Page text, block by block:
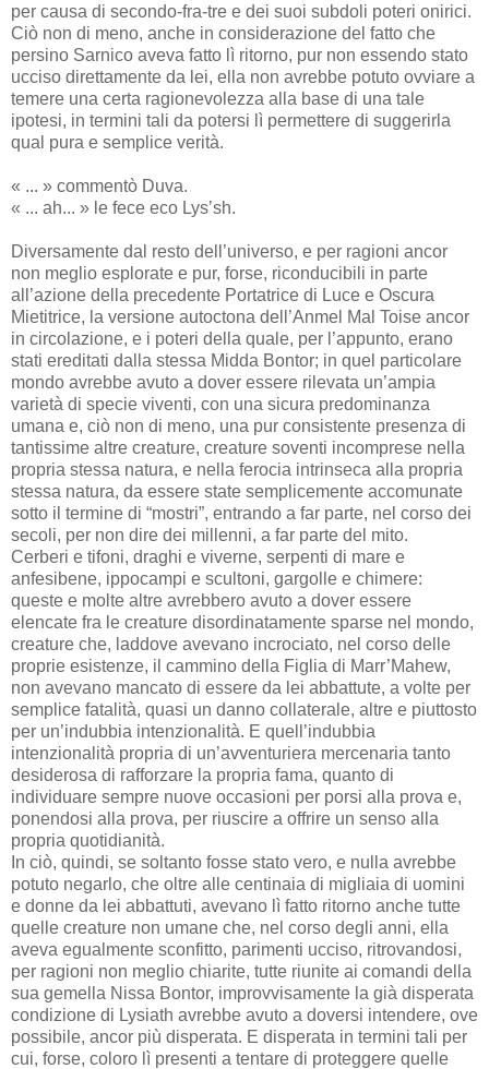
per causa di secondo-fra-tre e dei suoi subdoli poteri onirici.
Ciò non di meno, anche in considerazione del fatto che
persino Sarnico aveva fatto lì ritorno, pur non essendo stato
ucciso direttamente da lei, ella non avrebbe potuto ovviare a
temere una certa ragionevolezza alla base di una tale
ipotesi, in termini tali da potersi lì permettere di suggerirla
qual pura e semplice verità.
« ... » commentò Duva.
« ... ah... » le fece eco Lys’sh.
Diversamente dal resto dell’universo, e per ragioni ancor
non meglio esplorate e pur, forse, riconducibili in parte
all’azione della precedente Portatrice di Luce e Oscura
Mietitrice, la versione autoctona dell’Anmel Mal Toise ancor
in circolazione, e i poteri della quale, per l’appunto, erano
stati ereditati dalla stessa Midda Bontor; in quel particolare
mondo avrebbe avuto a dover essere rilevata un’ampia
varietà di specie viventi, con una sicura predominanza
umana e, ciò non di meno, una pur consistente presenza di
tantissime altre creature, creature soventi incomprese nella
propria stessa natura, e nella ferocia intrinseca alla propria
stessa natura, da essere state semplicemente accomunate
sotto il termine di “mostri”, entrando a far parte, nel corso dei
secoli, per non dire dei millenni, a far parte del mito.
Cerberi e tifoni, draghi e viverne, serpenti di mare e
anfesibene, ippocampi e scultoni, gargolle e chimere:
queste e molte altre avrebbero avuto a dover essere
elencate fra le creature disordinatamente sparse nel mondo,
creature che, laddove avevano incrociato, nel corso delle
proprie esistenze, il cammino della Figlia di Marr’Mahew,
non avevano mancato di essere da lei abbattute, a volte per
semplice fatalità, quasi un danno collaterale, altre e piuttosto
per un’indubbia intenzionalità. E quell’indubbia
intenzionalità propria di un’avventuriera mercenaria tanto
desiderosa di rafforzare la propria fama, quanto di
individuare sempre nuove occasioni per porsi alla prova e,
ponendosi alla prova, per riuscire a offrire un senso alla
propria quotidianità.
In ciò, quindi, se soltanto fosse stato vero, e nulla avrebbe
potuto negarlo, che oltre alle centinaia di migliaia di uomini
e donne da lei abbattuti, avevano lì fatto ritorno anche tutte
quelle creature non umane che, nel corso degli anni, ella
aveva egualmente sconfitto, parimenti ucciso, ritrovandosi,
per ragioni non meglio chiarite, tutte riunite ai comandi della
sua gemella Nissa Bontor, improvvisamente la già disperata
condizione di Lysiath avrebbe avuto a doversi intendere, ove
possibile, ancor più disperata. E disperata in termini tali per
cui, forse, coloro lì presenti a tentare di proteggere quelle